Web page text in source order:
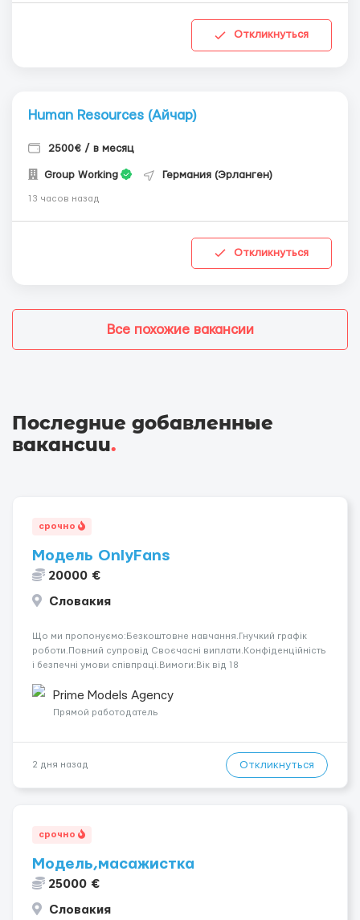
Откликнуться
Human Resources (Айчар)
2500€ / в месяц
Group Working Германия (Эрланген)
13 часов назад
Откликнуться
Все похожие вакансии
Последние добавленные
вакансии.
срочно
Модель OnlyFans
20000 €
Словакия
Що ми пропонуємо:Безкоштовне навчання.Гнучкий графік
роботи.Повний супровід Своєчасні виплати.Конфіденційність
і безпечні умови співпраці.Вимоги:Вік від 18
розвиватися.Досвід не обов’язковий.Якщо вас зацікавила
вакансія — залишайте відгук, і ми зв’яжемося ...
Prime Models Agency
Прямой работодатель
2 дня назад Откликнуться
срочно
Модель,масажистка
25000 €
Словакия